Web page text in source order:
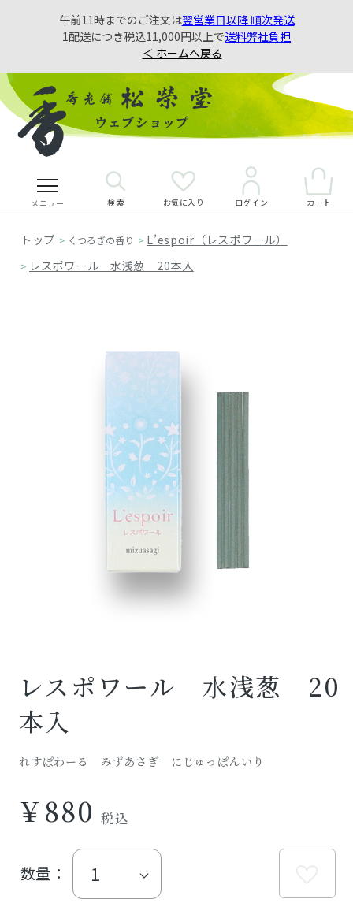
午前11時までのご注文は翌営業日以降 順次発送
1配送につき税込11,000円以上で送料弊社負担
＜ ホームへ戻る
メニュー 検索 お気に入り ログイン カート
> くつろぎの香り > L’espoir（レスポワール）
> レスポワール 水浅葱 20本入
レスポワール 水浅葱 20
本入
れすぽわーる みずあさぎ にじゅっぽんいり
￥880
数量：